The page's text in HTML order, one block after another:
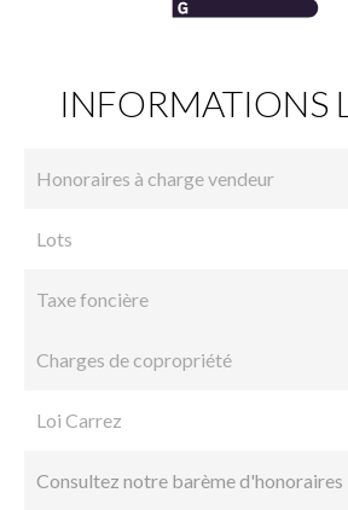
INFORMATIONS
Honoraires à charge vendeur
Lots
Taxe foncière
Charges de copropriété
Loi Carrez
Consultez notre barème d'honoraires